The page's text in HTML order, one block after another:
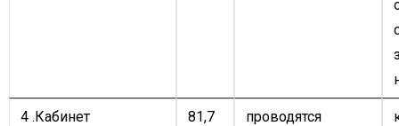
4 .Кабинет
81,7
проводятся